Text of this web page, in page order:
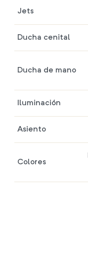
Jets
Ducha cenital
Ducha de mano
Iluminación
Asiento
Colores